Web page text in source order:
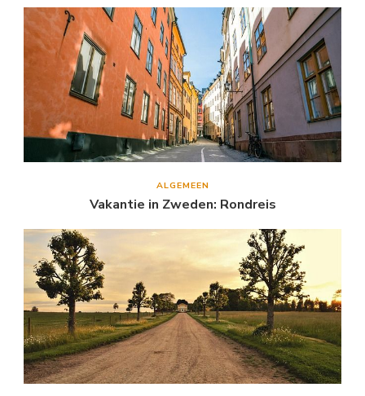
ALGEMEEN
Vakantie in Zweden: Rondreis